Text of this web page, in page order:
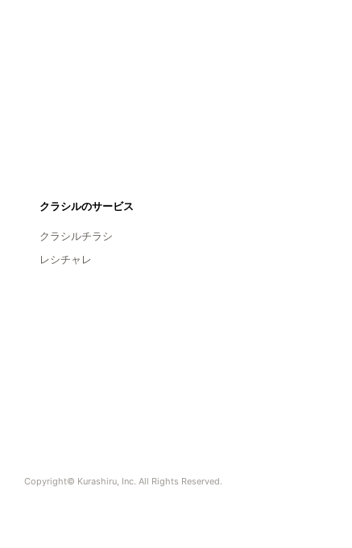
クラシルのサービス
クラシルチラシ
レシチャレ
Copyright© Kurashiru, Inc. All Rights Reserved.